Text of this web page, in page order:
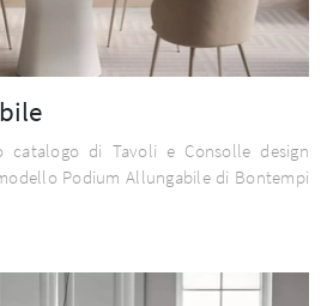
di Tavoli e Consolle design
Podium Allungabile di Bontempi